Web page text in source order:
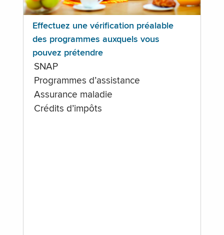
Effectuez une vérification préalable
des programmes auxquels vous
pouvez prétendre
SNAP
Programmes d’assistance
Assurance maladie
Crédits d’impôts